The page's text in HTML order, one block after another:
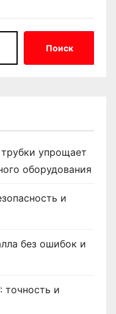
Поиск
упрощает
оборудования
и
без ошибок и
точность и